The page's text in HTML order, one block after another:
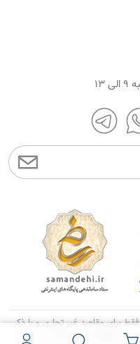
برای مقاصد غیر تجاری و با ذکر
متعلق به بانی چاپ می باشد